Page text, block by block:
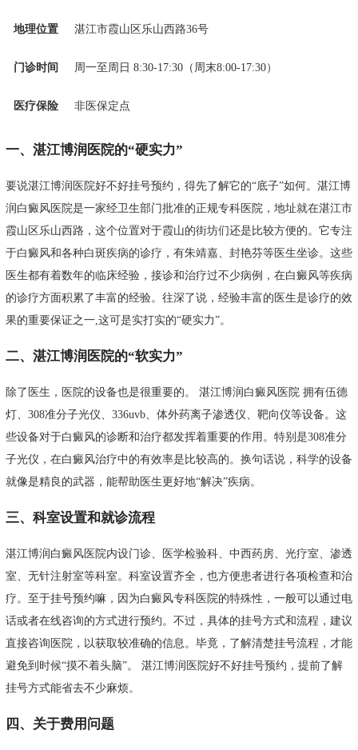
地理位置 湛江市霞山区乐山西路36号
门诊时间 周一至周日 8:30-17:30（周末8:00-17:30）
医疗保险 非医保定点
一、湛江博润医院的“硬实力”
要说湛江博润医院好不好挂号预约，得先了解它的“底子”如何。湛江博
润白癜风医院是一家经卫生部门批准的正规专科医院，地址就在湛江市
霞山区乐山西路，这个位置对于霞山的街坊们还是比较方便的。它专注
于白癜风和各种白斑疾病的诊疗，有朱靖嘉、封艳芬等医生坐诊。这些
医生都有着数年的临床经验，接诊和治疗过不少病例，在白癜风等疾病
的诊疗方面积累了丰富的经验。往深了说，经验丰富的医生是诊疗的效
果的重要保证之一,这可是实打实的“硬实力”。
二、湛江博润医院的“软实力”
除了医生，医院的设备也是很重要的。 湛江博润白癜风医院 拥有伍德
灯、308准分子光仪、336uvb、体外药离子渗透仪、靶向仪等设备。这
些设备对于白癜风的诊断和治疗都发挥着重要的作用。特别是308准分
子光仪，在白癜风治疗中的有效率是比较高的。换句话说，科学的设备
就像是精良的武器，能帮助医生更好地“解决”疾病。
三、科室设置和就诊流程
湛江博润白癜风医院内设门诊、医学检验科、中西药房、光疗室、渗透
室、无针注射室等科室。科室设置齐全，也方便患者进行各项检查和治
疗。至于挂号预约嘛，因为白癜风专科医院的特殊性，一般可以通过电
话或者在线咨询的方式进行预约。不过，具体的挂号方式和流程，建议
直接咨询医院，以获取较准确的信息。毕竟，了解清楚挂号流程，才能
避免到时候“摸不着头脑”。 湛江博润医院好不好挂号预约，提前了解
挂号方式能省去不少麻烦。
四、关于费用问题